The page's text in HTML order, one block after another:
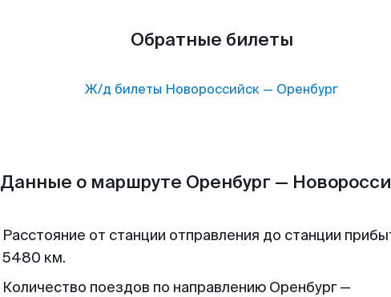
Обратные билеты
Ж/д билеты Новороссийск — Оренбург
Данные о маршруте Оренбург —
Расстояние от станции отправления до станции
5480 км.
Количество поездов по направлению Оренбург —